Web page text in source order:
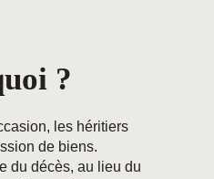
?
les héritiers
de biens.
du décès, au lieu du